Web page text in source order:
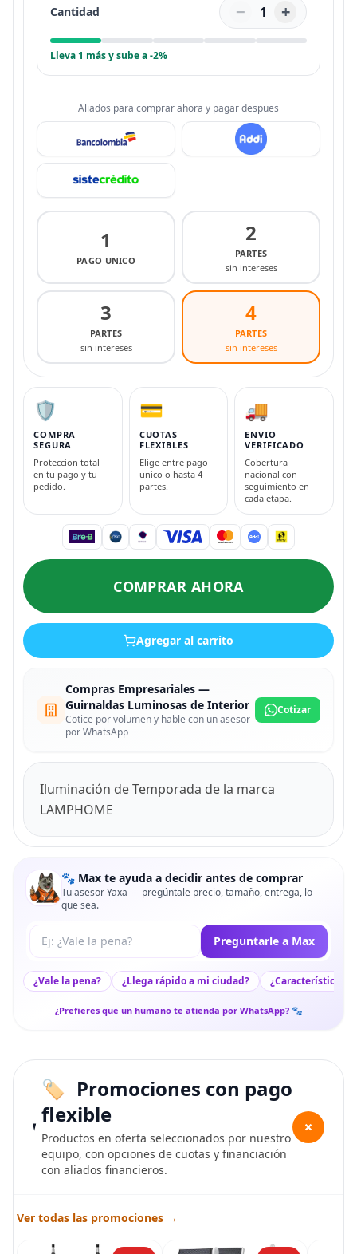
Cantidad − 1 +
Lleva 1 más y sube a -2%
Aliados para comprar ahora y pagar despues
1
PAGO UNICO
2
PARTES
sin intereses
3
PARTES
sin intereses
4
PARTES
sin intereses
🛡️
COMPRA
SEGURA
Proteccion total
en tu pago y tu
pedido.
💳
CUOTAS
FLEXIBLES
Elige entre pago
unico o hasta 4
partes.
🚚
ENVIO
VERIFICADO
Cobertura
nacional con
seguimiento en
cada etapa.
COMPRAR AHORA
Agregar al carrito
Compras Empresariales —
Guirnaldas Luminosas de Interior
Cotice por volumen y hable con un asesor
por WhatsApp
Cotizar
Iluminación de Temporada de la marca
LAMPHOME
🐾 Max te ayuda a decidir antes de comprar
Tu asesor Yaxa — pregúntale precio, tamaño, entrega, lo
que sea.
Tu pregunta a Max Preguntarle a Max
¿Vale la pena? ¿Llega rápido a mi ciudad? ¿Características
¿Prefieres que un humano te atienda por WhatsApp? 🐾
Promociones con pago
flexible
Productos en oferta seleccionados por nuestro
equipo, con opciones de cuotas y financiación
con aliados financieros.
+
Ver todas las promociones →